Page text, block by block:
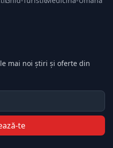
mai noi știri și oferte din
te